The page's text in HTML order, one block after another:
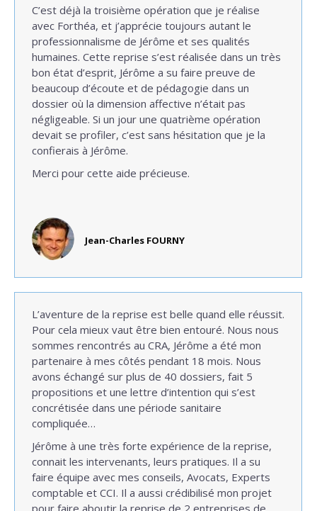
C’est déjà la troisième opération que je réalise
avec Forthéa, et j’apprécie toujours autant le
professionnalisme de Jérôme et ses qualités
humaines. Cette reprise s’est réalisée dans un très
bon état d’esprit, Jérôme a su faire preuve de
beaucoup d’écoute et de pédagogie dans un
dossier où la dimension affective n’était pas
négligeable. Si un jour une quatrième opération
devait se profiler, c’est sans hésitation que je la
confierais à Jérôme.
Merci pour cette aide précieuse.
Jean-Charles FOURNY
L’aventure de la reprise est belle quand elle réussit.
Pour cela mieux vaut être bien entouré. Nous nous
sommes rencontrés au CRA, Jérôme a été mon
partenaire à mes côtés pendant 18 mois. Nous
avons échangé sur plus de 40 dossiers, fait 5
propositions et une lettre d’intention qui s’est
concrétisée dans une période sanitaire
compliquée…
Jérôme à une très forte expérience de la reprise,
connait les intervenants, leurs pratiques. Il a su
faire équipe avec mes conseils, Avocats, Experts
comptable et CCI. Il a aussi crédibilisé mon projet
pour faire aboutir la reprise de 2 entreprises de